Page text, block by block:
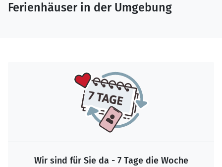
Ferienhäuser in der Umgebung
Wir sind für Sie da - 7 Tage die Woche